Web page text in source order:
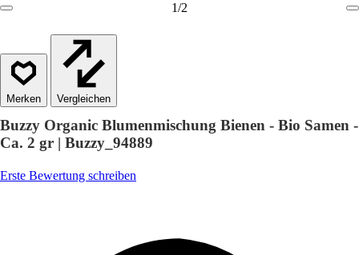
1/2
Vergleichen
Buzzy Organic Blumenmischung Bienen - Bio Samen -
Ca. 2 gr | Buzzy_94889
Erste Bewertung schreiben